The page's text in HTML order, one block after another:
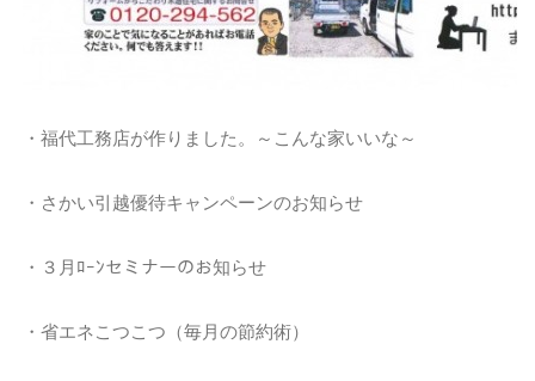
・福代工務店が作りました。～こんな家いいな～
・さかい引越優待キャンペーンのお知らせ
・３月ﾛｰﾝセミナーのお知らせ
・省エネこつこつ（毎月の節約術）